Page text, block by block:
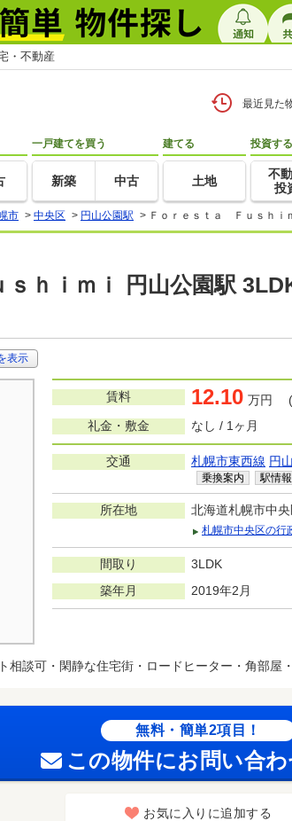
・不動産
最近見た
一戸建てを買う
新築 中古
建てる
土地
投資する
不
投
市 > 中央区 > 円山公園駅 > Ｆｏｒｅｓｔａ Ｆｕｓｈｉ
ｈｉｍｉ 円山公園駅
表示
賃料 12.10 万円 (
礼金・敷金
なし / 1ヶ月
交通 札幌市東西線 円
乗換案内 駅情報
所在地 北海道札幌市中
札幌市中央区の行
間取り 3LDK
築年月 2019年2月
相談可・閑静な住宅街・ロードヒーター・角部屋
無料・簡単2項目！
この物件にお問い合
お気に入りに追加する